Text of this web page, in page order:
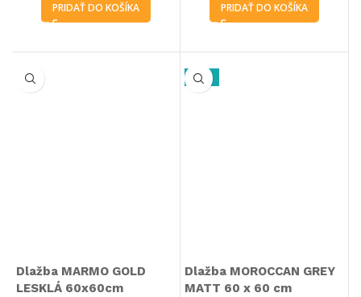
PRIDAŤ DO KOŠÍKA
PRIDAŤ DO KOŠÍKA
Dlažba MARMO GOLD
LESKLÁ 60x60cm
-33%
Dlažba MOROCCAN GREY
MATT 60 x 60 cm